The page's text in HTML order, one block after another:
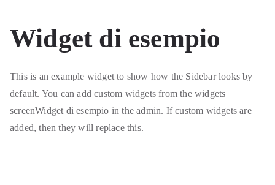
Widget di esempio
This is an example widget to show how the Sidebar looks by
default. You can add custom widgets from the widgets
screenWidget di esempio in the admin. If custom widgets are
added, then they will replace this.